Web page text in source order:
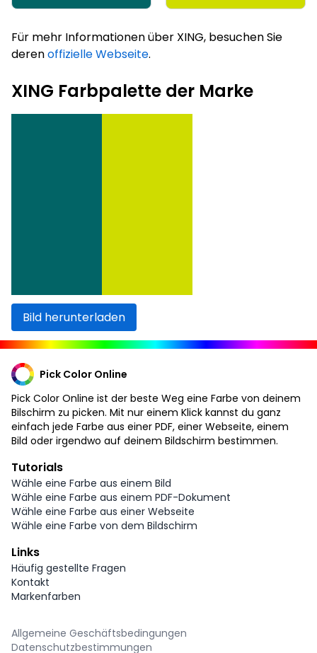
Für mehr Informationen über XING, besuchen Sie
derenoffizielle Webseite.
XING Farbpalette der Marke
Bild herunterladen
Pick Color Online
Pick Color Online ist der beste Weg eine Farbe von deinem
Bilschirm zu picken. Mit nur einem Klick kannst du ganz
einfach jede Farbe aus einer PDF, einer Webseite, einem
Bild oder irgendwo auf deinem Bildschirm bestimmen.
Tutorials
Wähle eine Farbe aus einem Bild
Wähle eine Farbe aus einem PDF-Dokument
Wähle eine Farbe aus einer Webseite
Wähle eine Farbe von dem Bildschirm
Links
Häufig gestellte Fragen
Kontakt
Markenfarben
Allgemeine Geschäftsbedingungen
Datenschutzbestimmungen